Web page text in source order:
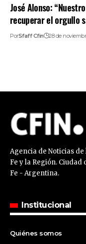
José Alonso:
recuperar el orgullo
PorSfaff Cfin 28 de
Agencia de Noticias
Fe y la Región. Ciudad
Fe - Argentina.
Institucional
Quiénes somos